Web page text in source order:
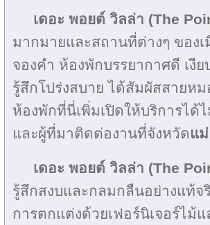
เดอะ พอยต์ วิลล่า (The
มากมายและสถานที่ต่างๆ ของ
จองคำ ห้องพักบรรยากาศดี เงี
รู้สึกโปร่งสบาย ได้สัมผัสสายห
ห้องพักที่นี่เพิ่มเปิดให้บริการได้
และผู้ที่มาติดต่องานที่จังหวัดแ
เดอะ พอยต์ วิลล่า (The
รู้สึกสงบและกลมกลืนอย่างแท้จ
การตกแต่งด้วยเฟอร์นิเจอร์ไม้